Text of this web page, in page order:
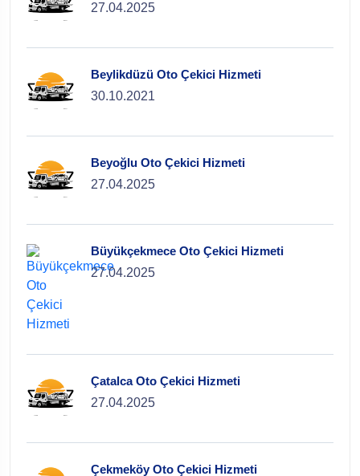
27.04.2025
Beylikdüzü Oto Çekici Hizmeti
30.10.2021
Beyoğlu Oto Çekici Hizmeti
27.04.2025
Büyükçekmece Oto Çekici Hizmeti
27.04.2025
Çatalca Oto Çekici Hizmeti
27.04.2025
Çekmeköy Oto Çekici Hizmeti